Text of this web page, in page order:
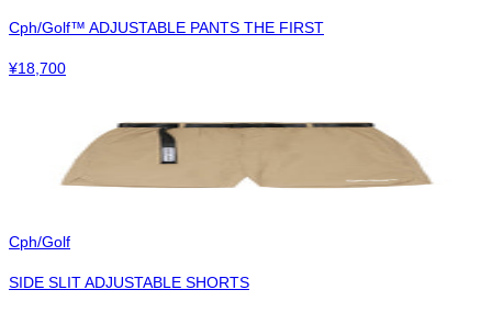
Cph/Golf™︎ ADJUSTABLE PANTS THE FIRST
¥18,700
Cph/Golf
SIDE SLIT ADJUSTABLE SHORTS